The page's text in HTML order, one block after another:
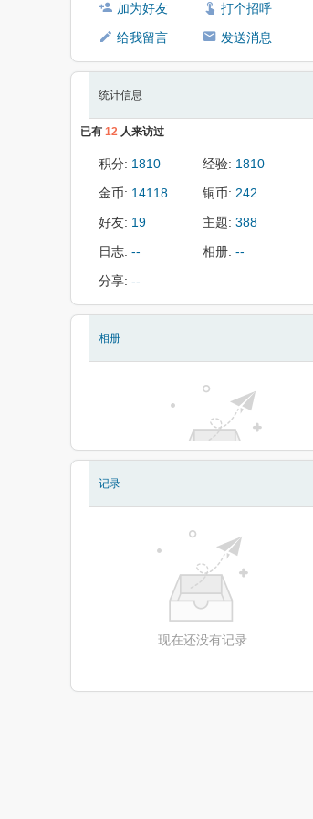
加为好友
打个招呼
给我留言
发送消息
统计信息
已有 12 人来访过
积分: 1810 经验: 1810
金币: 14118 铜币: 242
好友: 19 主题: 388
日志: -- 相册: --
分享: --
相册
记录
现在还没有记录